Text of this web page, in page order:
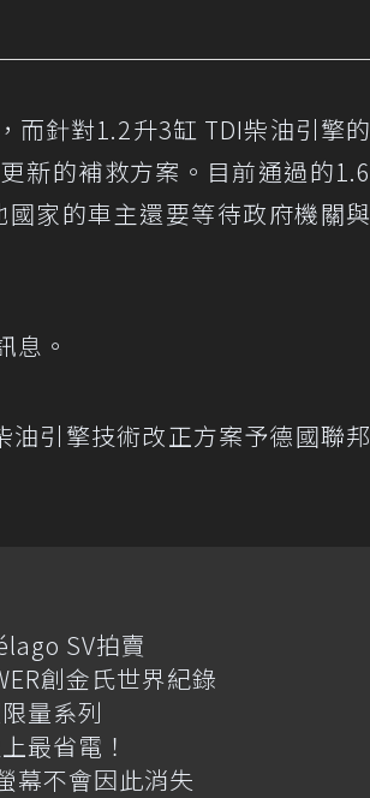
而針對1.2升3缸 TDI柴油引擎的
新的補救方案。目前通過的1.6
家的車主還要等待政府機關與
息。
油引擎技術改正方案予德國聯邦
SV拍賣
創金氏世界紀錄
量系列
最省電！
幕不會因此消失